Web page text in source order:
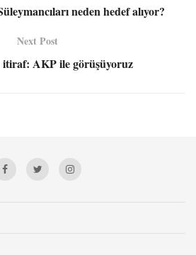
neden hedef alıyor?
Next Post
itiraf: AKP ile görüşüyoruz